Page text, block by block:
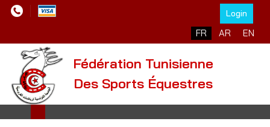
Login
Sélectionnez votre
FR AR EN
Fédération Tunisienne
Des Sports Équestres